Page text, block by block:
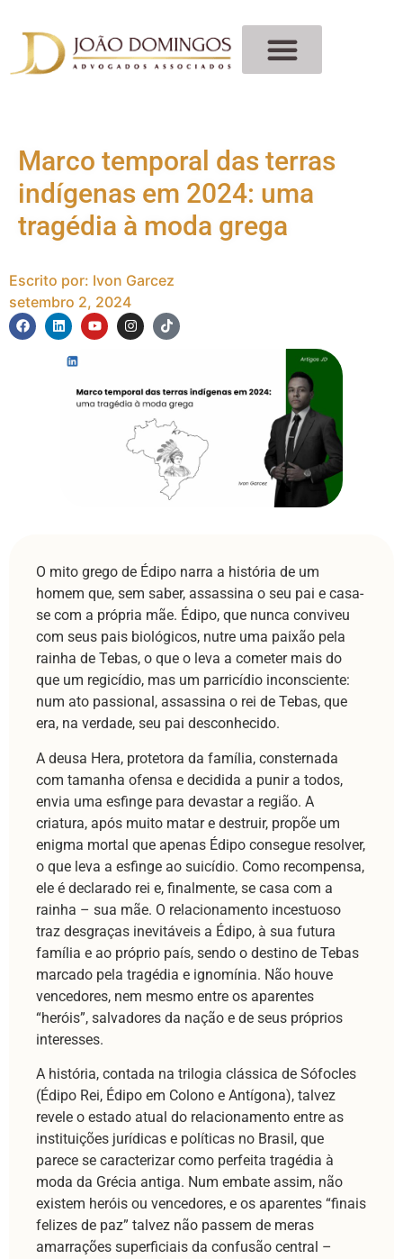
Marco temporal das terras
indígenas em 2024: uma
tragédia à moda grega
Escrito por: Ivon Garcez
setembro 2, 2024
O mito grego de Édipo narra a história de um
homem que, sem saber, assassina o seu pai e casa-
se com a própria mãe. Édipo, que nunca conviveu
com seus pais biológicos, nutre uma paixão pela
rainha de Tebas, o que o leva a cometer mais do
que um regicídio, mas um parricídio inconsciente:
num ato passional, assassina o rei de Tebas, que
era, na verdade, seu pai desconhecido.
A deusa Hera, protetora da família, consternada
com tamanha ofensa e decidida a punir a todos,
envia uma esfinge para devastar a região. A
criatura, após muito matar e destruir, propõe um
enigma mortal que apenas Édipo consegue resolver,
o que leva a esfinge ao suicídio. Como recompensa,
ele é declarado rei e, finalmente, se casa com a
rainha – sua mãe. O relacionamento incestuoso
traz desgraças inevitáveis a Édipo, à sua futura
família e ao próprio país, sendo o destino de Tebas
marcado pela tragédia e ignomínia. Não houve
vencedores, nem mesmo entre os aparentes
“heróis”, salvadores da nação e de seus próprios
interesses.
A história, contada na trilogia clássica de Sófocles
(Édipo Rei, Édipo em Colono e Antígona), talvez
revele o estado atual do relacionamento entre as
instituições jurídicas e políticas no Brasil, que
parece se caracterizar como perfeita tragédia à
moda da Grécia antiga. Num embate assim, não
existem heróis ou vencedores, e os aparentes “finais
felizes de paz” talvez não passem de meras
amarrações superficiais da confusão central –